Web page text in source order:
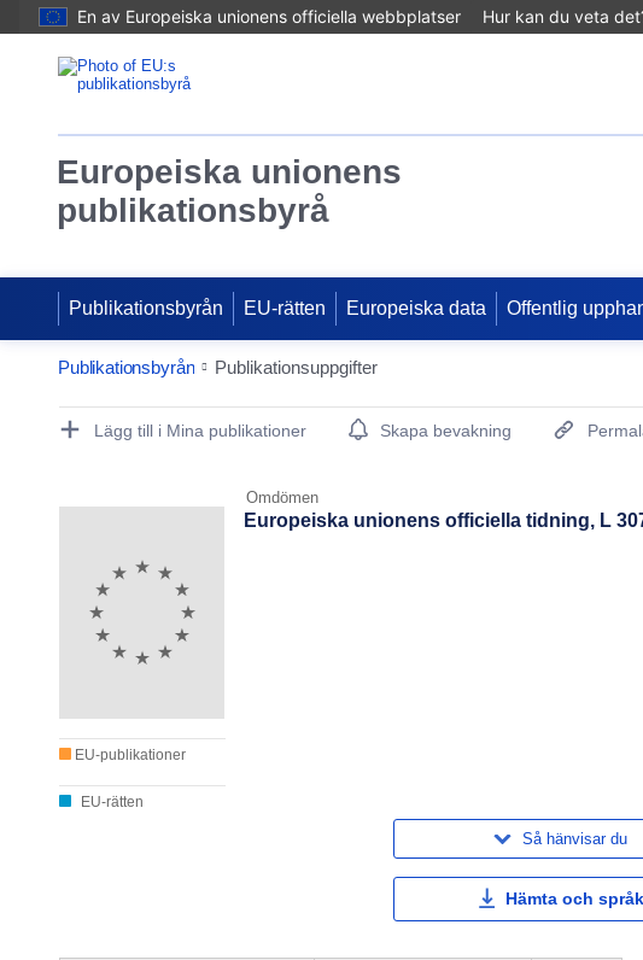
En av Europeiska unionens officiella webbplatser Hur kan du veta
Europeiska unionens
publikationsbyrå
Publikationsbyrån EU-rätten Europeiska data Offentlig
Publikationsbyrån Publikationsuppgifter
Publication Detail Actions Portlet
Lägg till i Mina publikationer Skapa bevakning
Omdömen
EU-publikationer
EU-rätten
Europeiska unionens officiella tidning, L
Så hänvisar du
Hämta och språk